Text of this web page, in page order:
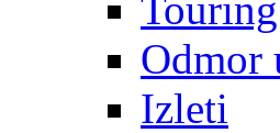
Odmor
Izleti